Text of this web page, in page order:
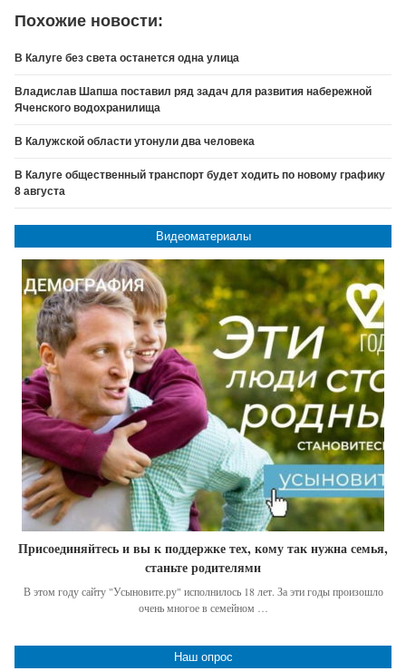
Похожие новости:
В Калуге без света останется одна улица
Владислав Шапша поставил ряд задач для развития набережной
Яченского водохранилища
В Калужской области утонули два человека
В Калуге общественный транспорт будет ходить по новому графику
8 августа
Видеоматериалы
Присоединяйтесь и вы к поддержке тех, кому так нужна семья,
станьте родителями
В этом году сайту "Усыновите.ру" исполнилось 18 лет. За эти годы произошло
очень многое в семейном …
Наш опрос